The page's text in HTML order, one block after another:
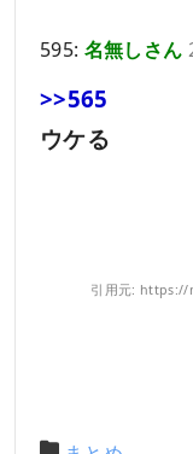
595: 名無しさん
>>565
ウケる
引用元: https://